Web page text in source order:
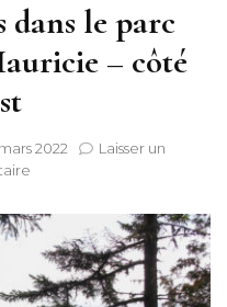
dans le parc
– côté
2022
Laisser un
randonnées
dans
le
parc
national